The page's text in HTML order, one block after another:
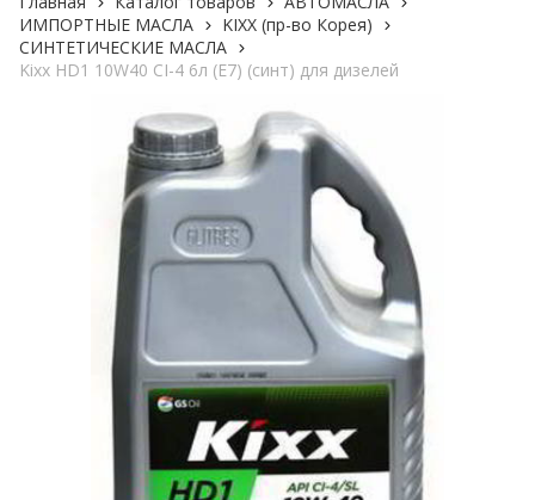
ИМПОРТНЫЕ МАСЛА
KIXX (пр-во Корея)
СИНТЕТИЧЕСКИЕ МАСЛА
Kixx HD1 10W40 CI-4 6л (E7) (синт) для дизелей